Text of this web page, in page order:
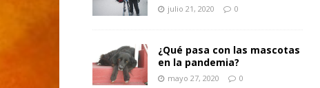
julio 21, 2020 0
¿Qué pasa con las mascotas
en la pandemia?
mayo 27, 2020 0